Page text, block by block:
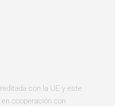
con la UE y este
cooperación con